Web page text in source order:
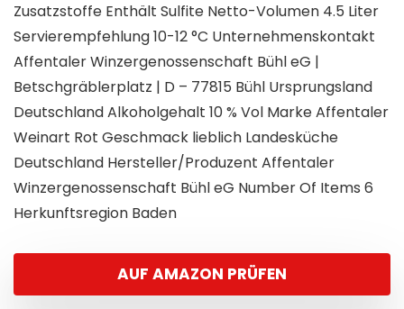
Zusatzstoffe Enthält Sulfite Netto-Volumen 4.5 Liter
Servierempfehlung 10-12 °C Unternehmenskontakt
Affentaler Winzergenossenschaft Bühl eG |
Betschgräblerplatz | D – 77815 Bühl Ursprungsland
Deutschland Alkoholgehalt 10 % Vol Marke Affentaler
Weinart Rot Geschmack lieblich Landesküche
Deutschland Hersteller/Produzent Affentaler
Winzergenossenschaft Bühl eG Number Of Items 6
Herkunftsregion Baden
AUF AMAZON PRÜFEN